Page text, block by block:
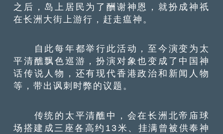
之后，岛上居民为了酬谢神恩，就扮成神祇
在长洲大街上游行，赶走瘟神。
自此每年都举行此活动，至今演变为太
平清醮飘色巡游，扮演对象也变成了中国神
话传说人物，还有现代香港政治和新闻人物
等，带出讽刺时弊的议题。
传统的太平清醮中，会在长洲北帝庙球
场搭建成三座各高约13米、挂满曾被供奉神